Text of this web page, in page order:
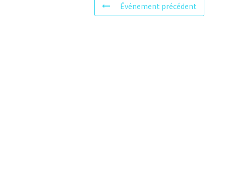
Événement précédent